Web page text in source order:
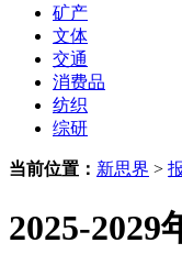
矿产
文体
交通
消费品
纺织
综研
当前位置： 新思界 >
2025-